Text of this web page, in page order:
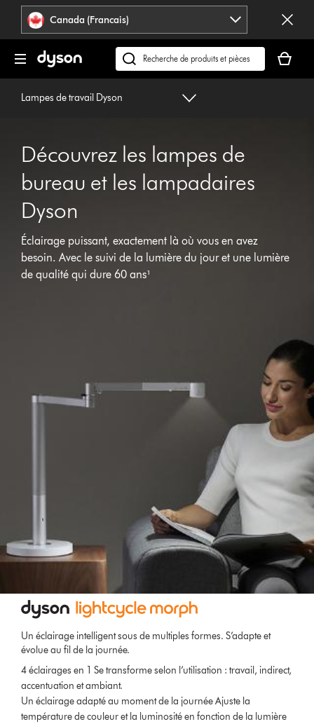
Veuillez
ou
appuyer
navigation.
Déclaration
relative
à
l’accessibilité
Canada (Francais)
Recherchez
des
produits
du
support
notre
panier
est
Lampes de travail Dyson
Découvrez les lampes de
bureau et les lampadaires
Dyson
Éclairage puissant, exactement là où vous en avez
besoin. Avec le suivi de la lumière du jour et une lumière
de qualité qui dure 60 ans¹
Un éclairage intelligent sous de multiples formes. S’adapte et
évolue au fil de la journée.
4 éclairages en 1 Se transforme selon l’utilisation : travail, indirect,
accentuation et ambiant.
Un éclairage adapté au moment de la journée Ajuste la
température de couleur et la luminosité en fonction de la lumière